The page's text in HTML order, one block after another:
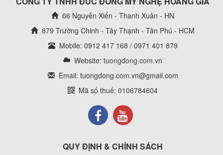
66 Nguyễn Xiển - Thanh Xuân - HN
879 Trường Chinh - Tây Thạnh - Tân Phú - HCM
Mobile: 0912 417 168 / 0971 401 879
Website: tuongdong.com.vn
Email: tuongdong.com.vn@gmail.com
Mã số thuế: 0106784604
QUY ĐỊNH & CHÍNH SÁCH